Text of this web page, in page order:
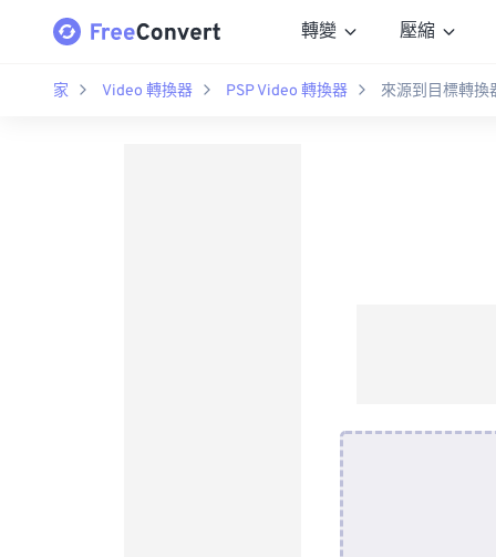
轉變 壓縮
家 Video 轉換器 PSP Video 轉換器 來源到目標轉換